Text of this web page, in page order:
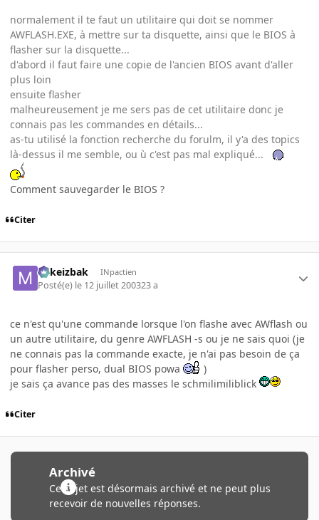
normalement il te faut un utilitaire qui doit se nommer
AWFLASH.EXE, à mettre sur ta disquette, ainsi que le BIOS à
flasher sur la disquette...
d'abord il faut faire une copie de l'ancien BIOS avant d'aller
plus loin
ensuite flasher
malheureusement je me sers pas de cet utilitaire donc je
connais pas les commandes en détails...
as-tu utilisé la fonction recherche du forulm, il y'a des topics
là-dessus il me semble, ou ù c'est pas mal expliqué...
Comment sauvegarder le BIOS ?
Citer
Mikeizbak INpactien
Posté(e) le 12 juillet 200323 a
ce n'est qu'une commande lorsque l'on flashe avec AWflash ou
un autre utilitaire, du genre AWFLASH -s ou je ne sais quoi (je
ne connais pas la commande exacte, je n'ai pas besoin de ça
pour flasher perso, dual BIOS powa
)
je sais ça avance pas des masses le schmilimiliblick
Citer
Archivé
Ce sujet est désormais archivé et ne peut plus
recevoir de nouvelles réponses.